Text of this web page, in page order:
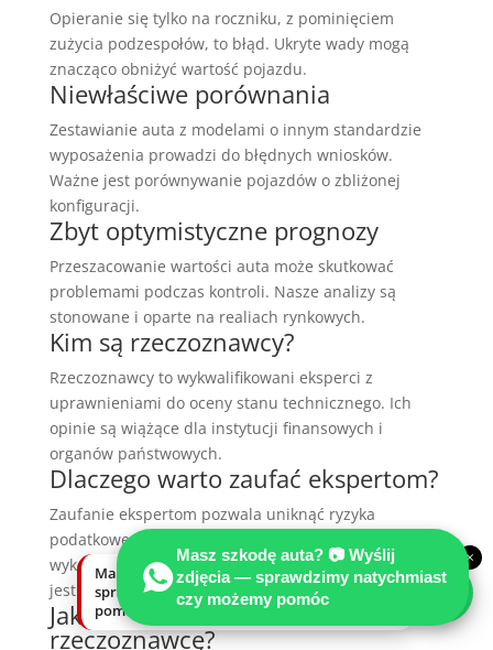
Opieranie się tylko na roczniku, z pominięciem
zużycia podzespołów, to błąd. Ukryte wady mogą
znacząco obniżyć wartość pojazdu.
Niewłaściwe porównania
Zestawianie auta z modelami o innym standardzie
wyposażenia prowadzi do błędnych wniosków.
Ważne jest porównywanie pojazdów o zbliżonej
konfiguracji.
Zbyt optymistyczne prognozy
Przeszacowanie wartości auta może skutkować
problemami podczas kontroli. Nasze analizy są
stonowane i oparte na realiach rynkowych.
Kim są rzeczoznawcy?
Rzeczoznawcy to wykwalifikowani eksperci z
uprawnieniami do oceny stanu technicznego. Ich
opinie są wiążące dla instytucji finansowych i
organów państwowych.
Dlaczego warto zaufać ekspertom?
Zaufanie ekspertom pozwala uniknąć ryzyka
podatkowego. Wycena auta do rozliczeń rocznych
wykonana przez rzeczoznawcę, na przykład z DEKRA,
jest niepodważalnym dowodem.
Jak wybrać odpowiedniego
rzeczoznawcę?
Masz szkodę auta? 📷 Wyślij
zdjęcia — sprawdzimy natychmiast
czy możemy pomóc
×
Masz szkodę auta? Wyślij zdjęcia —
sprawdzimy natychmiast, czy możemy
pomóc.